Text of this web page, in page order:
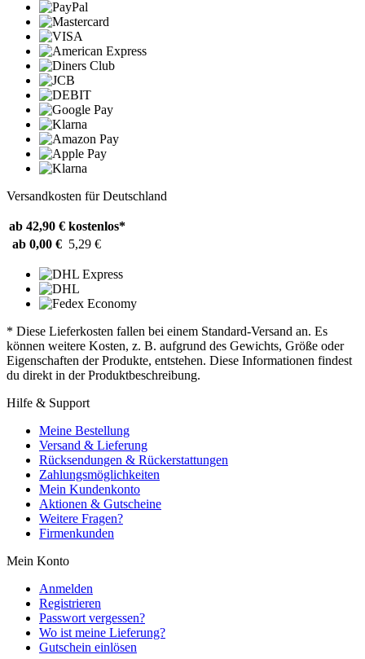
Versandkosten für Deutschland
ab 42,90 € kostenlos*
ab 0,00 € 5,29 €
* Diese Lieferkosten fallen bei einem Standard-Versand an. Es
können weitere Kosten, z. B. aufgrund des Gewichts, Größe oder
Eigenschaften der Produkte, entstehen. Diese Informationen findest
du direkt in der Produktbeschreibung.
Hilfe & Support
Meine Bestellung
Versand & Lieferung
Rücksendungen & Rückerstattungen
Zahlungsmöglichkeiten
Mein Kundenkonto
Aktionen & Gutscheine
Weitere Fragen?
Firmenkunden
Mein Konto
Anmelden
Registrieren
Passwort vergessen?
Wo ist meine Lieferung?
Gutschein einlösen